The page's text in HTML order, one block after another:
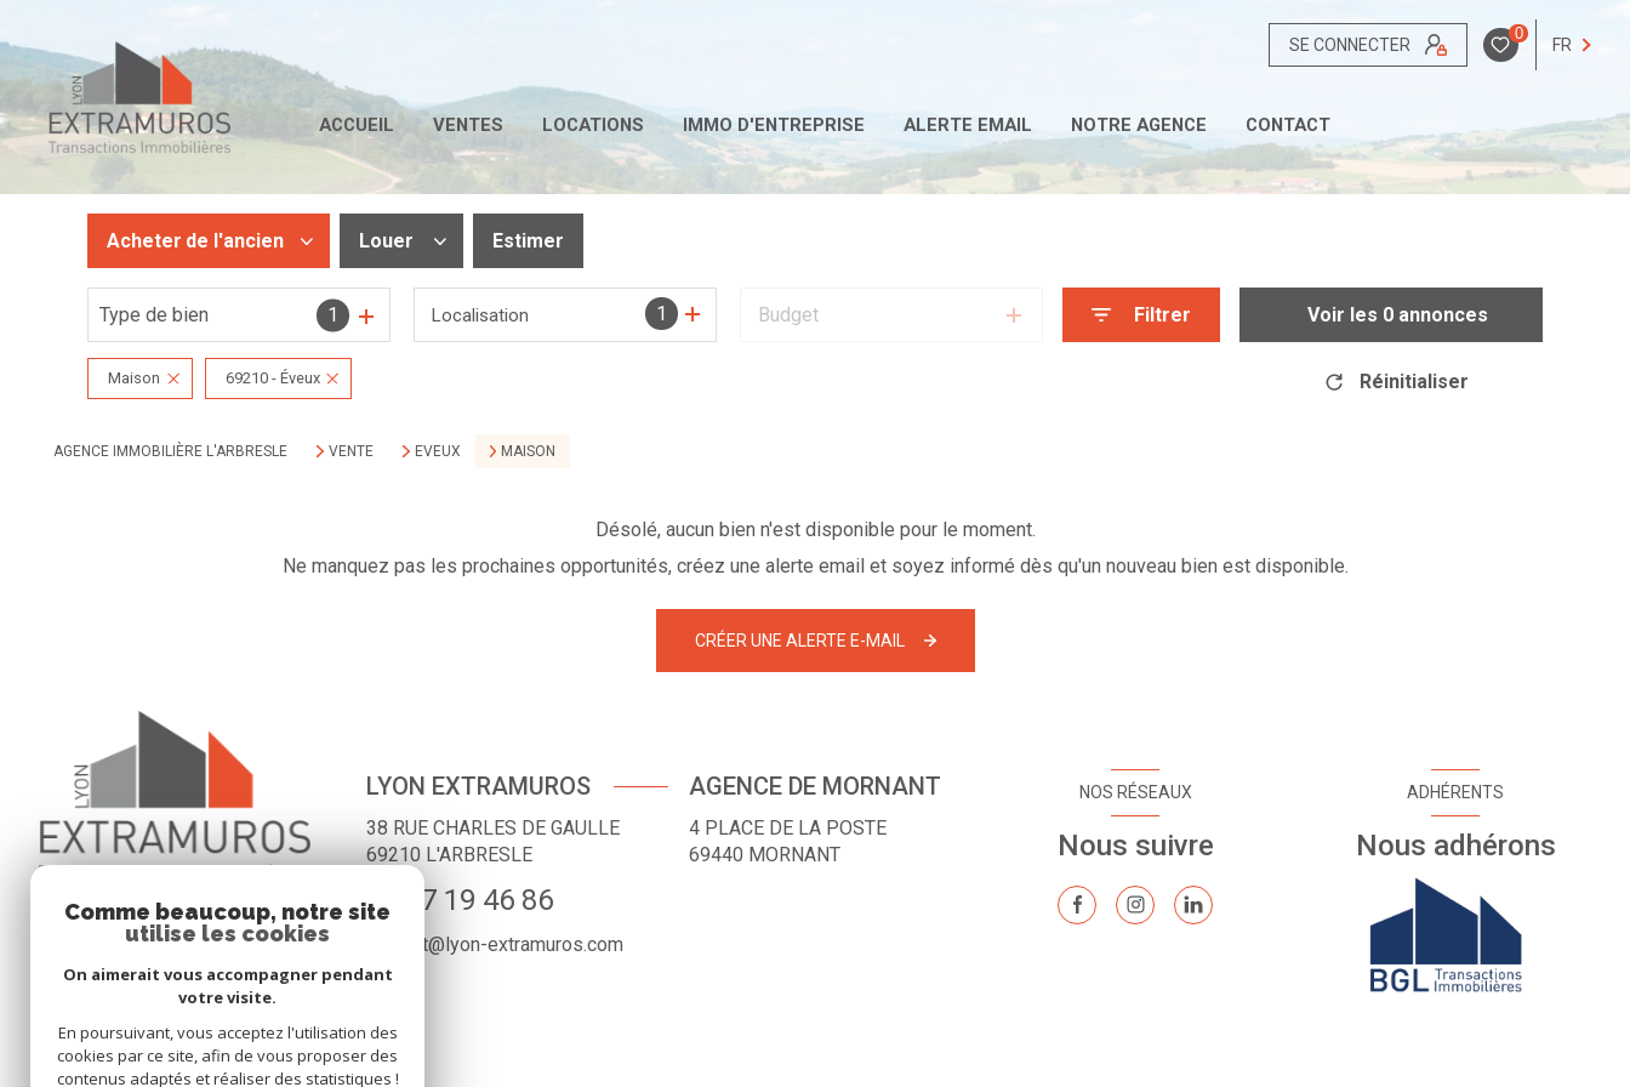
SE CONNECTER
0
FR
ACCUEIL VENTES LOCATIONS IMMO D'ENTREPRISE ALERTE EMAIL NOTRE AGENCE CONTACT
Acheter de l'ancien
De l'ancien
De l'immo pro
Louer
De l'immo pro
Estimer
Type de bien 1 1
Localisation Budget Filtrer Voir les 0annonces
Maison 69210 - Éveux Réinitialiser
AGENCE IMMOBILIÈRE L'ARBRESLE VENTE EVEUX MAISON
Désolé, aucun bien n'est disponible pour le moment.
Ne manquez pas les prochaines opportunités, créez une alerte email et soyez informé dès qu'un nouveau bien est disponible.
CRÉER UNE ALERTE E-MAIL
LYON EXTRAMUROS
38 RUE CHARLES DE GAULLE
69210 L'ARBRESLE
04 27 19 46 86
contact@lyon-extramuros.com
AGENCE DE MORNANT
4 PLACE DE LA POSTE
69440 MORNANT
NOS RÉSEAUX
Nous suivre
ADHÉRENTS
Nous adhérons
Comme beaucoup, notre site
utilise les cookies
On aimerait vous accompagner pendant
votre visite.
En poursuivant, vous acceptez l'utilisation des
cookies par ce site, afin de vous proposer des
contenus adaptés et réaliser des statistiques !